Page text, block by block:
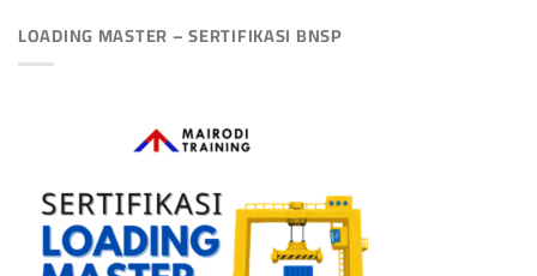
LOADING MASTER – SERTIFIKASI BNSP